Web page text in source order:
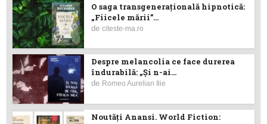
O saga transgenerațională hipnotică:
„Fiicele mării”...
deciteste-ma.ro
Despre melancolia ce face durerea
îndurabilă: „Și n-ai...
de Romeo Aurelian Ilie
Noutăţi Anansi. World Fiction: